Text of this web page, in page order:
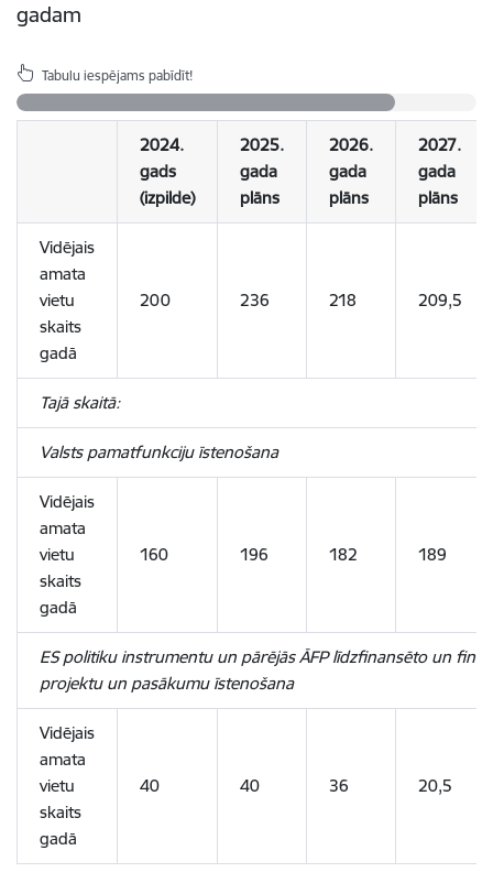
gadam
Tabulu iespējams pabīdīt!
2024.
gads
(izpilde)
2025.
gada
plāns
2026.
gada
plāns
2027.
gada
plāns
Vidējais
amata
vietu
skaits
gadā
200 236 218 209,5
Tajā skaitā:
Valsts pamatfunkciju īstenošana
Vidējais
amata
vietu
skaits
gadā
160 196 182 189
ES politiku instrumentu un pārējās ĀFP līdzfinansēto un
projektu un pasākumu īstenošana
Vidējais
amata
vietu
skaits
gadā
40 40 36 20,5